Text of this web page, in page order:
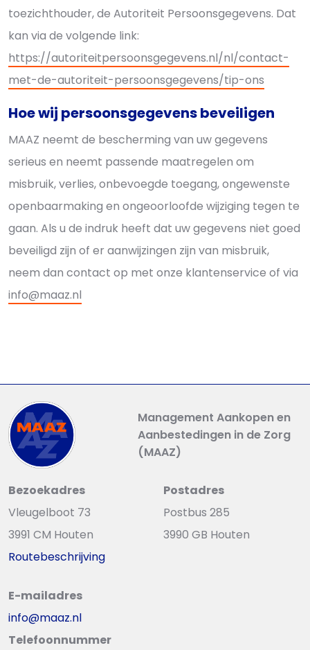
toezichthouder, de Autoriteit Persoonsgegevens. Dat
kan via de volgende link:
https://autoriteitpersoonsgegevens.nl/nl/contact-
met-de-autoriteit-persoonsgegevens/tip-ons
Hoe wij persoonsgegevens beveiligen
MAAZ neemt de bescherming van uw gegevens
serieus en neemt passende maatregelen om
misbruik, verlies, onbevoegde toegang, ongewenste
openbaarmaking en ongeoorloofde wijziging tegen te
gaan. Als u de indruk heeft dat uw gegevens niet goed
beveiligd zijn of er aanwijzingen zijn van misbruik,
neem dan contact op met onze klantenservice of via
info@maaz.nl
Management Aankopen en
Aanbestedingen in de Zorg
(MAAZ)
Bezoekadres
Vleugelboot 73
3991 CM Houten
Routebeschrijving
Postadres
Postbus 285
3990 GB Houten
E-mailadres
info@maaz.nl
Telefoonnummer